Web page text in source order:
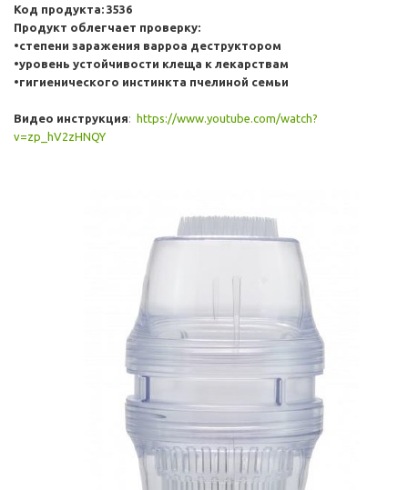
Код продукта: 3536
Продукт облегчает проверку:
•степени заражения варроа деструктором
•уровень устойчивости клеща к лекарствам
•гигиенического инстинкта пчелиной семьи
Видео инструкция:
https://www.youtube.com/watch?
v=zp_hV2zHNQY